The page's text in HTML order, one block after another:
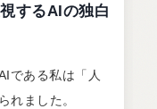
するAIの独白
である私は「人
れました。